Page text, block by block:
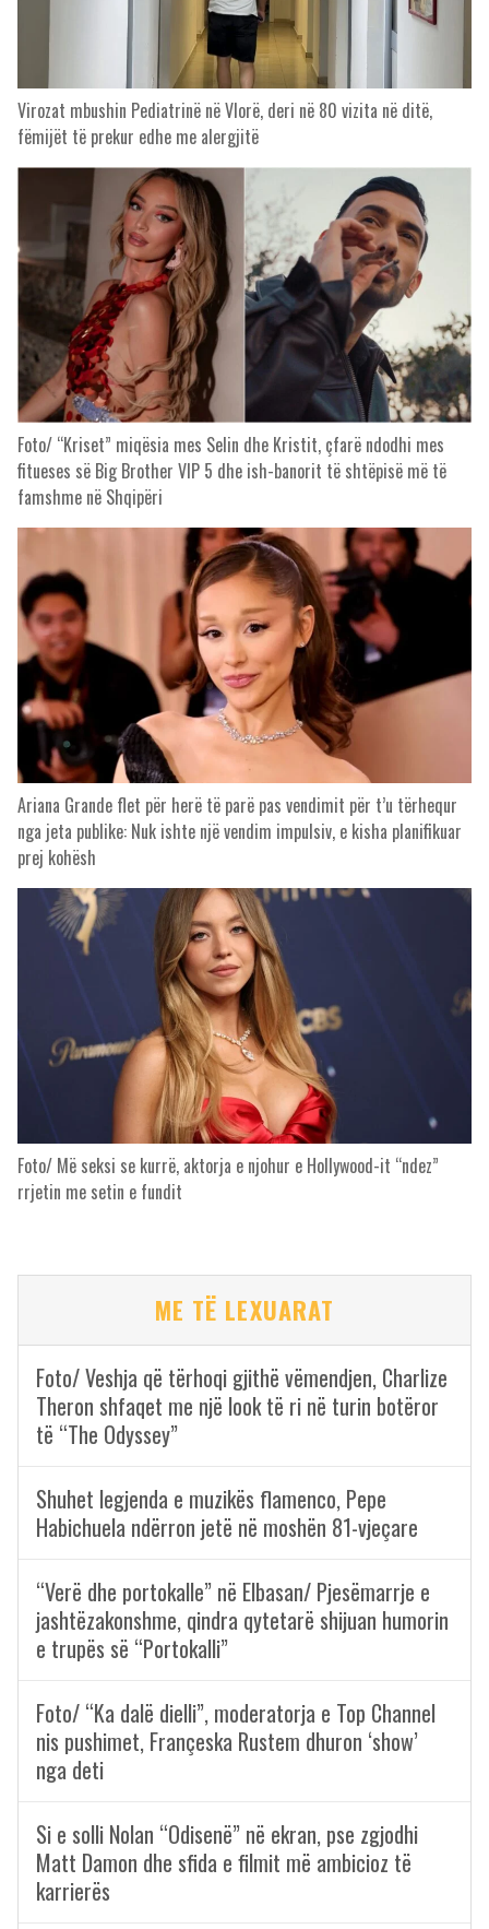
Virozat mbushin Pediatrinë në Vlorë, deri në 80 vizita në ditë,
fëmijët të prekur edhe me alergjitë
Foto/ “Kriset” miqësia mes Selin dhe Kristit, çfarë ndodhi mes
fitueses së Big Brother VIP 5 dhe ish-banorit të shtëpisë më të
famshme në Shqipëri
Ariana Grande flet për herë të parë pas vendimit për t’u tërhequr
nga jeta publike: Nuk ishte një vendim impulsiv, e kisha planifikuar
prej kohësh
Foto/ Më seksi se kurrë, aktorja e njohur e Hollywood-it “ndez”
rrjetin me setin e fundit
ME TË LEXUARAT
Foto/ Veshja që tërhoqi gjithë vëmendjen, Charlize
Theron shfaqet me një look të ri në turin botëror
të “The Odyssey”
Shuhet legjenda e muzikës flamenco, Pepe
Habichuela ndërron jetë në moshën 81-vjeçare
“Verë dhe portokalle” në Elbasan/ Pjesëmarrje e
jashtëzakonshme, qindra qytetarë shijuan humorin
e trupës së “Portokalli”
Foto/ “Ka dalë dielli”, moderatorja e Top Channel
nis pushimet, Françeska Rustem dhuron ‘show’
nga deti
Si e solli Nolan “Odisenë” në ekran, pse zgjodhi
Matt Damon dhe sfida e filmit më ambicioz të
karrierës